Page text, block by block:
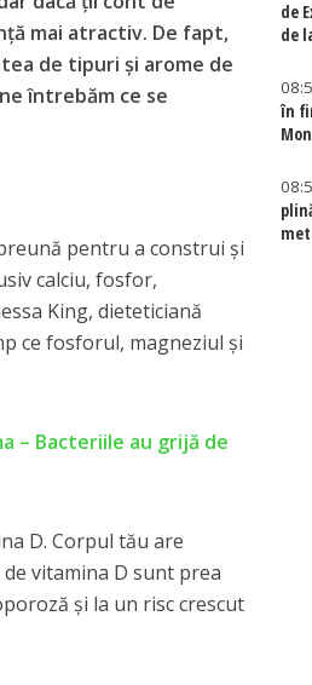
mai atractiv. De fapt,
de tipuri și arome de
întrebăm ce se
pentru a construi și
calciu, fosfor,
King, dieteticiană
ce fosforul, magneziul și
– Bacteriile au grijă de
D. Corpul tău are
vitamina D sunt prea
și la un risc crescut
de
de
în